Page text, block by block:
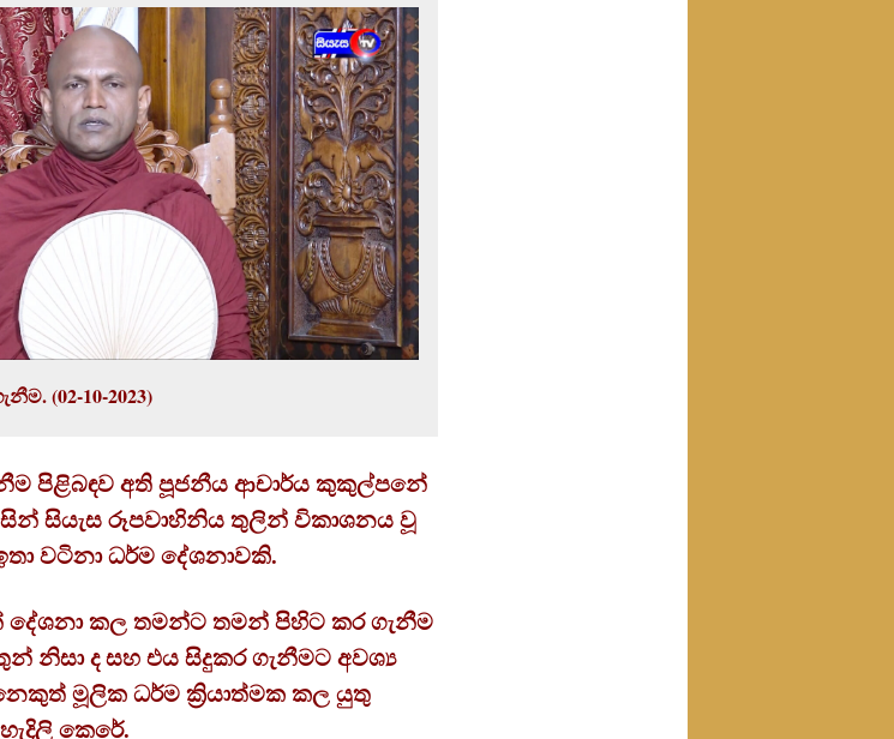
Kindle
(02-10-2023)
පිළිබඳව අති පූජනීය ආචාර්ය කුකුල්පනේ
සියැස රූපවාහිනිය තුලින් විකාශනය වූ
වටිනා ධර්ම දේශනාවකි.
කල තමන්ට තමන් පිහිට කර ගැනීම
නිසා ද සහ එය සිදුකර ගැනීමට අවශ්‍ය
මූලික ධර්ම ක්‍රියාත්මක කල යුතු
කෙරේ.